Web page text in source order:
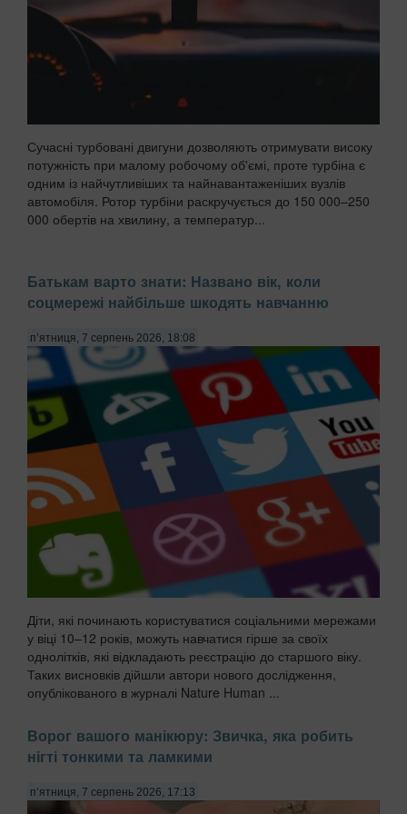
Сучасні турбовані двигуни дозволяють отримувати високу
потужність при малому робочому об'ємі, проте турбіна є
одним із найчутливіших та найнавантаженіших вузлів
автомобіля. Ротор турбіни раскручується до 150 000–250
000 обертів на хвилину, а температур...
Батькам варто знати: Названо вік, коли
соцмережі найбільше шкодять навчанню
п’ятниця, 7 серпень 2026, 18:08
Діти, які починають користуватися соціальними мережами
у віці 10–12 років, можуть навчатися гірше за своїх
однолітків, які відкладають реєстрацію до старшого віку.
Таких висновків дійшли автори нового дослідження,
опублікованого в журналі Nature Human ...
Ворог вашого манікюру: Звичка, яка робить
нігті тонкими та ламкими
п’ятниця, 7 серпень 2026, 17:13